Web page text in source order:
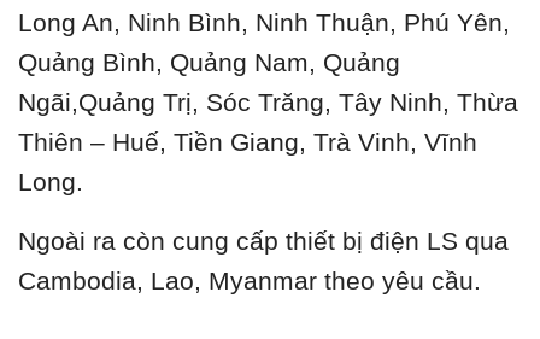
Long An, Ninh Bình, Ninh Thuận, Phú Yên,
Quảng Bình, Quảng Nam, Quảng
Ngãi,Quảng Trị, Sóc Trăng, Tây Ninh, Thừa
Thiên – Huế, Tiền Giang, Trà Vinh, Vĩnh
Long.
Ngoài ra còn cung cấp thiết bị điện LS qua
Cambodia, Lao, Myanmar theo yêu cầu.